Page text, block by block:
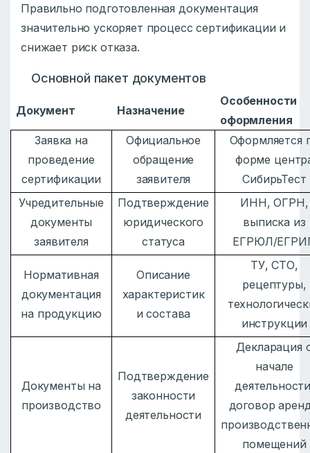
Правильно подготовленная документация
значительно ускоряет процесс сертификации и
снижает риск отказа.
Основной пакет документов
Документ Назначение
Особенности
оформления
Заявка на
проведение
сертификации
Официальное
обращение
заявителя
Оформляется
форме
СибирьТест
Учредительные
документы
заявителя
Подтверждение
юридического
статуса
ИНН, ОГРН,
выписка из
ЕГРЮЛ/
Нормативная
документация
на продукцию
Описание
характеристик
и состава
ТУ, СТО,
рецептуры,
инструкции
Документы на
производство
Подтверждение
законности
деятельности
Декларация
начале
договор
помещений